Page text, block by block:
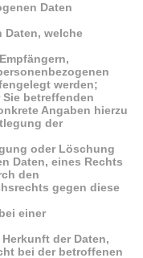
Daten
Daten, welche
werden;
betreffenden
Angaben hierzu
der
oder Löschung
Daten, eines Rechts
den
gegen diese
einer
der Daten,
bei der betroffenen